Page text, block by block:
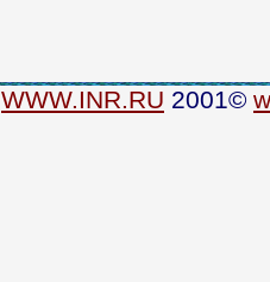
WWW.INR.RU 2001©